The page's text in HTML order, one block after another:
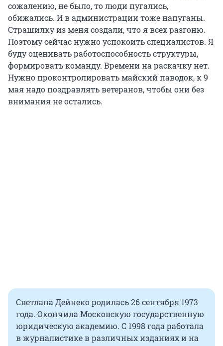
сожалению, не было, то люди пугались,
обижались. И в администрации тоже напуганы.
Страшилку из меня создали, что я всех разгоню.
Поэтому сейчас нужно успокоить специалистов. Я
буду оценивать работоспособность структуры,
формировать команду. Времени на раскачку нет.
Нужно проконтролировать майский паводок, к 9
мая надо поздравлять ветеранов, чтобы они без
внимания не остались.
Светлана Дейнеко родилась 26 сентября 1973
года. Окончила Московскую государственную
юридическую академию. С 1998 года работала
в журналистике в различных изданиях и на